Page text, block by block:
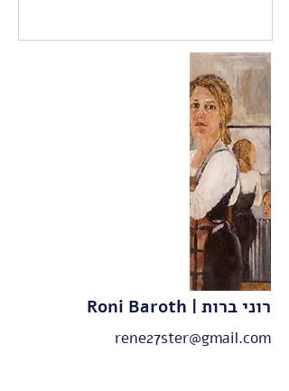
Roni Baroth | רוני ברות
rene27ster@gmail.com